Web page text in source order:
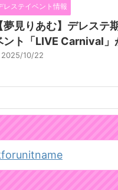
レステイベント情報
夢見りあむ】デレステ
ント「LIVE Carnival」
2025/10/22